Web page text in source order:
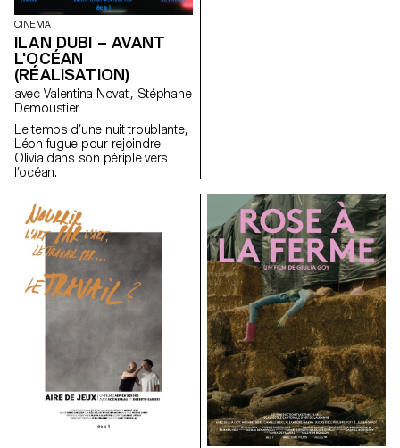
CINEMA
ILAN DUBI – AVANT
L'OCÉAN
(RÉALISATION)
avec Valentina Novati, Stéphane
Demoustier
Le temps d’une nuit troublante,
Léon fugue pour rejoindre
Olivia dans son périple vers
l’océan.